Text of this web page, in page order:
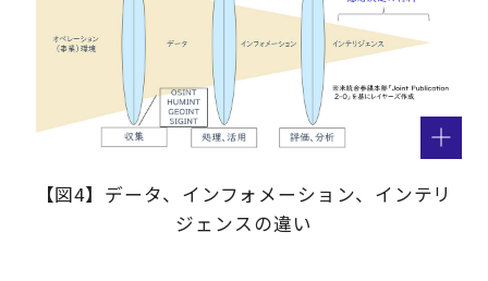
【図4】データ、インフォメーション、インテリ
ジェンスの違い